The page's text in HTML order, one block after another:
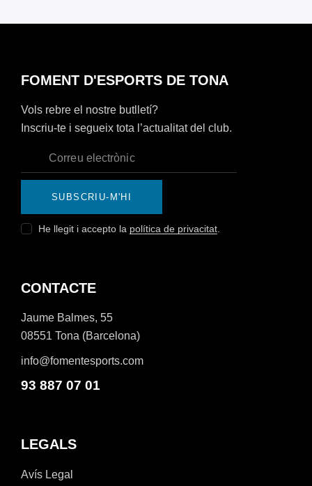
FOMENT D'ESPORTS DE TONA
Vols rebre el nostre butlletí?
Inscriu-te i segueix tota l’actualitat del club.
SUBSCRIU-M'HI
He llegit i accepto la política de privacitat
CONTACTE
Jaume Balmes, 55
08551 Tona (Barcelona)
info@fomentesports.com
93 887 07 01
LEGALS
Avís Legal